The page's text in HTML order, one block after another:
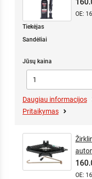
OE:
Tiekėjas
Sandėliai
Jūsų kaina
Daugiau informacijos
Pritaikymas
OE: